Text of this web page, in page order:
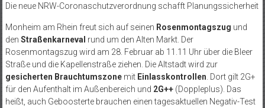
Die neue NRW-Coronaschutzverordnung schafft Planungssicherheit
Monheim am Rhein freut sich auf seinen Rosenmontagszug und
den Straßenkarneval rund um den Alten Markt. Der
Rosenmontagszug wird am 28. Februar ab 11.11 Uhr über die Bleer
Straße und die Kapellenstraße ziehen. Die Altstadt wird zur
gesicherten Brauchtumszonemit Einlasskontrollen . Dort gilt 2G+
für den Aufenthalt im Außenbereich und 2G++(Doppleplus). Das
heißt, auch Geboosterte brauchen einen tagesaktuellen Negativ-Test